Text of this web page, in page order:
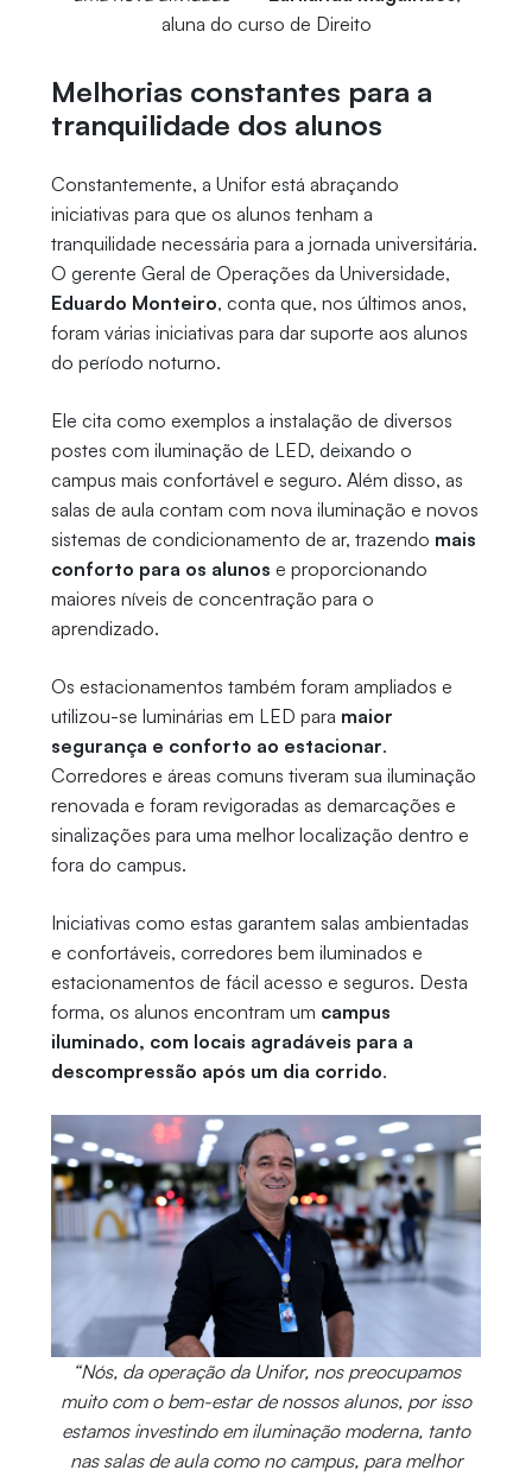
aluna do curso de Direito
Melhorias constantes para a
tranquilidade dos alunos
Constantemente, a Unifor está abraçando
iniciativas para que os alunos tenham a
tranquilidade necessária para a jornada universitária.
O gerente Geral de Operações da Universidade,
Eduardo Monteiro, conta que, nos últimos anos,
foram várias iniciativas para dar suporte aos alunos
do período noturno.
Ele cita como exemplos a instalação de diversos
postes com iluminação de LED, deixando o
campus mais confortável e seguro. Além disso, as
salas de aula contam com nova iluminação e novos
sistemas de condicionamento de ar, trazendo mais
conforto para os alunos e proporcionando
maiores níveis de concentração para o
aprendizado.
Os estacionamentos também foram ampliados e
utilizou-se luminárias em LED para maior
segurança e conforto ao estacionar.
Corredores e áreas comuns tiveram sua iluminação
renovada e foram revigoradas as demarcações e
sinalizações para uma melhor localização dentro e
fora do campus.
Iniciativas como estas garantem salas ambientadas
e confortáveis, corredores bem iluminados e
estacionamentos de fácil acesso e seguros. Desta
forma, os alunos encontram um campus
iluminado, com locais agradáveis para a
descompressão após um dia corrido.
“Nós, da operação da Unifor, nos preocupamos
muito com o bem-estar de nossos alunos, por isso
estamos investindo em iluminação moderna, tanto
nas salas de aula como no campus, para melhor